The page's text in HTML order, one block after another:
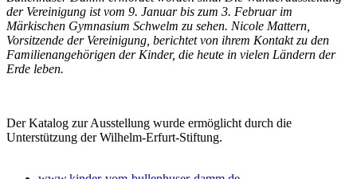
der Vereinigung ist vom 9. Januar bis zum 3. Februar im
Märkischen Gymnasium Schwelm zu sehen. Nicole Mattern,
Vorsitzende der Vereinigung, berichtet von ihrem Kontakt zu den
Familienangehörigen der Kinder, die heute in vielen Ländern der
Erde leben.
Der Katalog zur Ausstellung wurde ermöglicht durch die
Unterstützung der Wilhelm-Erfurt-Stiftung.